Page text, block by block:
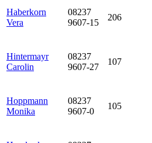
Haberkorn
Vera
08237
9607-15
206
Hintermayr
Carolin
08237
9607-27
107
Hoppmann
Monika
08237
9607-0
105